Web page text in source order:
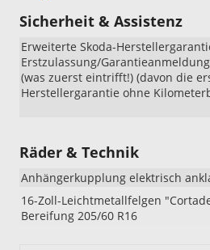
Sicherheit & Assistenz
Erweiterte Skoda-
Erstzulassung/
(was zuerst eintrifft!) (davon die
Herstellergarantie ohne
Räder & Technik
Anhängerkupplung elektrisch
16-Zoll-Leichtmetallfelgen
Bereifung 205/60 R16